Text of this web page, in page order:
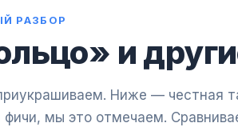
РАЗБОР
и
Ниже — честная
мы это отмечаем.